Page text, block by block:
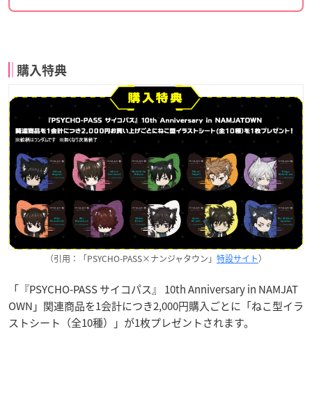
購入特典
（引用：「PSYCHO-PASS×ナンジャタウン」 特設サイト）
「『PSYCHO-PASS サイコパス』 10th Anniversary in NAMJAT
OWN」関連商品を1会計につき2,000円購入ごとに「ねこ型イラ
ストシート（全10種）」が1枚プレゼントされます。